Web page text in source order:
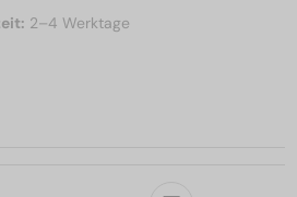
2–4 Werktage